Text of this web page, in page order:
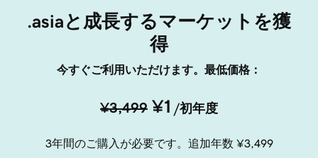
.asiaと成長するマーケットを獲
得
今すぐご利用いただけます。最低価格：
¥3,499 ¥1 /初年度
3年間のご購入が必要です。追加年数 ¥3,499